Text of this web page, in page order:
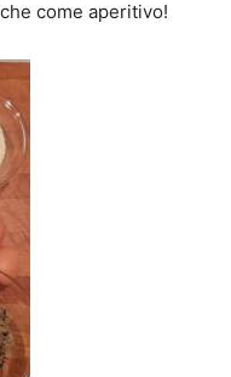
come aperitivo!